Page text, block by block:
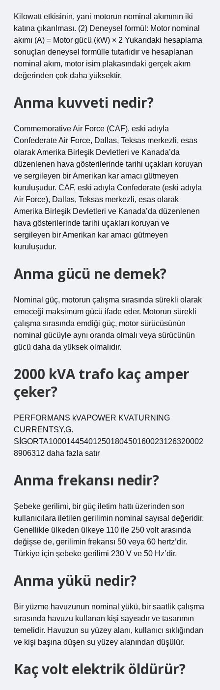
Kilowatt etkisinin, yani motorun nominal akımının iki
katına çıkarılması. (2) Deneysel formül: Motor nominal
akımı (A) = Motor gücü (kW) × 2 Yukarıdaki hesaplama
sonuçları deneysel formülle tutarlıdır ve hesaplanan
nominal akım, motor isim plakasındaki gerçek akım
değerinden çok daha yüksektir.
Anma kuvveti nedir?
Commemorative Air Force (CAF), eski adıyla
Confederate Air Force, Dallas, Teksas merkezli, esas
olarak Amerika Birleşik Devletleri ve Kanada’da
düzenlenen hava gösterilerinde tarihi uçakları koruyan
ve sergileyen bir Amerikan kar amacı gütmeyen
kuruluşudur. CAF, eski adıyla Confederate (eski adıyla
Air Force), Dallas, Teksas merkezli, esas olarak
Amerika Birleşik Devletleri ve Kanada’da düzenlenen
hava gösterilerinde tarihi uçakları koruyan ve
sergileyen bir Amerikan kar amacı gütmeyen
kuruluşudur.
Anma gücü ne demek?
Nominal güç, motorun çalışma sırasında sürekli olarak
emeceği maksimum gücü ifade eder. Motorun sürekli
çalışma sırasında emdiği güç, motor sürücüsünün
nominal gücüyle aynı oranda olmalı veya sürücünün
gücü daha da yüksek olmalıdır.
2000 kVA trafo kaç amper
çeker?
PERFORMANS kVAPOWER KVATURNING
CURRENTSY.G.
SİGORTA10001445401250180450160023126320002
8906312 daha fazla satır
Anma frekansı nedir?
Şebeke gerilimi, bir güç iletim hattı üzerinden son
kullanıcılara iletilen gerilimin nominal sayısal değeridir.
Genellikle ülkeden ülkeye 110 ile 250 volt arasında
değişse de, gerilimin frekansı 50 veya 60 hertz’dir.
Türkiye için şebeke gerilimi 230 V ve 50 Hz’dir.
Anma yükü nedir?
Bir yüzme havuzunun nominal yükü, bir saatlik çalışma
sırasında havuzu kullanan kişi sayısıdır ve tasarımın
temelidir. Havuzun su yüzey alanı, kullanıcı sıklığından
ve kişi başına düşen su yüzey alanından düşülür.
Kaç volt elektrik öldürür?